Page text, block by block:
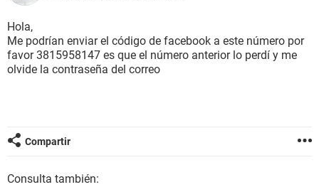
Hola,
Me podrían enviar el código de facebook a este número por
favor 3815958147 es que el número anterior lo perdí y me
olvide la contraseña del correo
Compartir
Consulta también: